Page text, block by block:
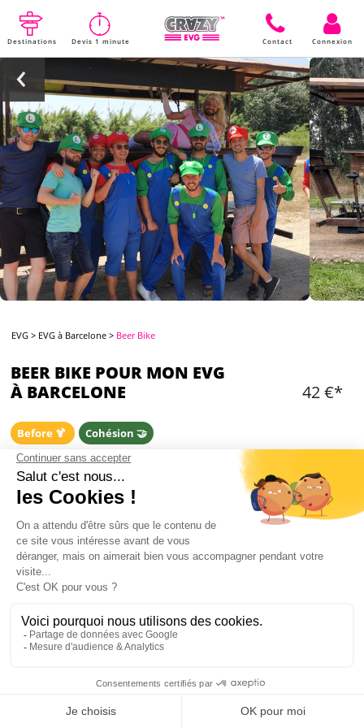
Destinations Devis 1 minute Contact Connexion
EVG > EVG à Barcelone > Beer Bike
BEER BIKE POUR MON EVG
À BARCELONE
42 €*
Before 🍹 Cohésion 🤝
OPTIONS ADDITIONNELLES
CONTENU
Ramblas)
1 heure de balade en Beerbike
Mon EVG à Barcelone